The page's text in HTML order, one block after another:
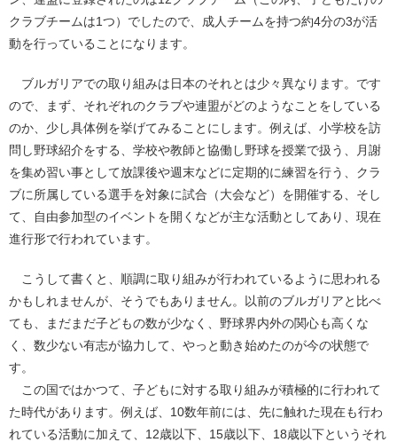
クラブチームは1つ）でしたので、成人チームを持つ約4分の3が活
動を行っていることになります。
ブルガリアでの取り組みは日本のそれとは少々異なります。です
ので、まず、それぞれのクラブや連盟がどのようなことをしている
のか、少し具体例を挙げてみることにします。例えば、小学校を訪
問し野球紹介をする、学校や教師と協働し野球を授業で扱う、月謝
を集め習い事として放課後や週末などに定期的に練習を行う、クラ
ブに所属している選手を対象に試合（大会など）を開催する、そし
て、自由参加型のイベントを開くなどが主な活動としてあり、現在
進行形で行われています。
こうして書くと、順調に取り組みが行われているように思われる
かもしれませんが、そうでもありません。以前のブルガリアと比べ
ても、まだまだ子どもの数が少なく、野球界内外の関心も高くな
く、数少ない有志が協力して、やっと動き始めたのが今の状態で
す。
この国ではかつて、子どもに対する取り組みが積極的に行われて
た時代があります。例えば、10数年前には、先に触れた現在も行わ
れている活動に加えて、12歳以下、15歳以下、18歳以下というそれ